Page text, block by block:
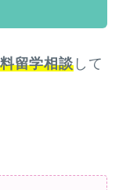
留学相談 して